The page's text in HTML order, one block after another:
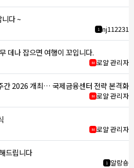
다 ~
1 nj112231
데나 잡으면 여행이 꼬입니다.
M 로얄 관리자
간 2026 개최… 국제금융센터 전략 본격화
M 로얄 관리자
M 로얄 관리자
드립니다
1 알랑숑